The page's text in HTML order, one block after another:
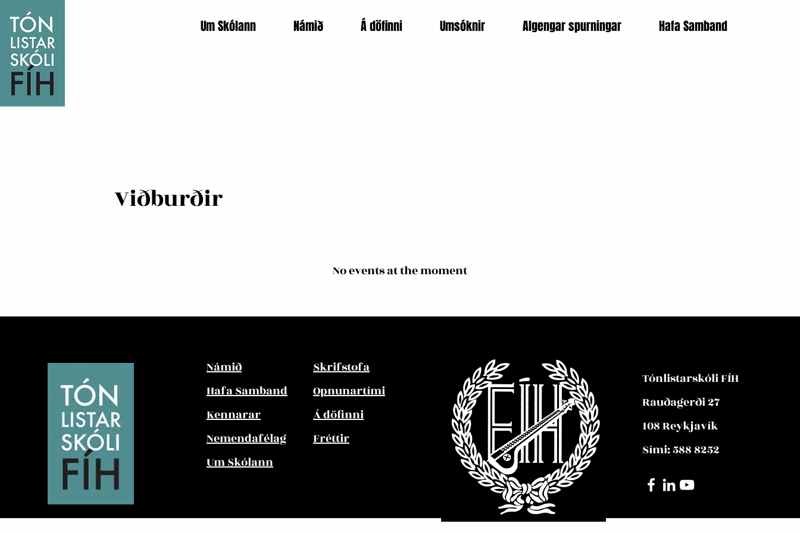
Um Skólann Námið Á döfinni Umsóknir Algengar spurningar Hafa Samband
Viðburðir
No events at the moment
Námið
Hafa Samband
Kennarar
Nemendafélag
Um Skólann
Skrifstofa
Opnunartími
Á döfinni
Fréttir
Tónlistarskóli FÍH
Rauðagerði 27
108 Reykjavík
Sími: 588 8252